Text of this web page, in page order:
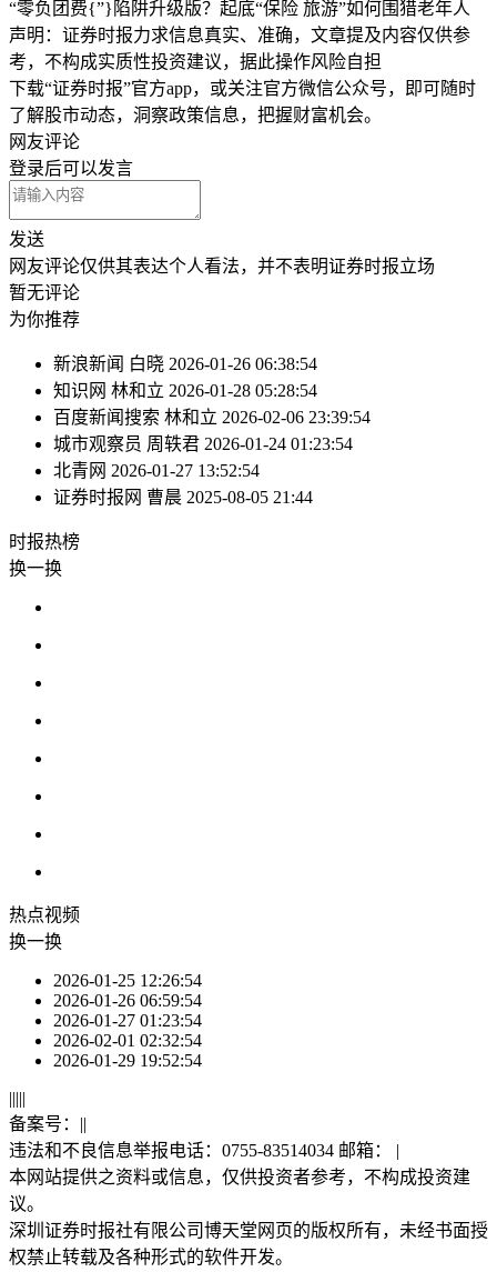
“零负团费{”}陷阱升级版？起底“保险 旅游”如何围猎老年人
声明：证券时报力求信息真实、准确，文章提及内容仅供参
考，不构成实质性投资建议，据此操作风险自担
下载“证券时报”官方app，或关注官方微信公众号，即可随时
了解股市动态，洞察政策信息，把握财富机会。
网友评论
登录后可以发言
发送
网友评论仅供其表达个人看法，并不表明证券时报立场
暂无评论
为你推荐
新浪新闻 白晓 2026-01-26 06:38:54
知识网 林和立 2026-01-28 05:28:54
百度新闻搜索 林和立 2026-02-06 23:39:54
城市观察员 周轶君 2026-01-24 01:23:54
北青网 2026-01-27 13:52:54
证券时报网 曹晨 2025-08-05 21:44
时报热榜
换一换
热点视频
换一换
2026-01-25 12:26:54
2026-01-26 06:59:54
2026-01-27 01:23:54
2026-02-01 02:32:54
2026-01-29 19:52:54
|||||
备案号： ||
违法和不良信息举报电话：0755-83514034 邮箱： |
本网站提供之资料或信息，仅供投资者参考，不构成投资建
议。
深圳证券时报社有限公司博天堂网页的版权所有，未经书面授
权禁止转载及各种形式的软件开发。